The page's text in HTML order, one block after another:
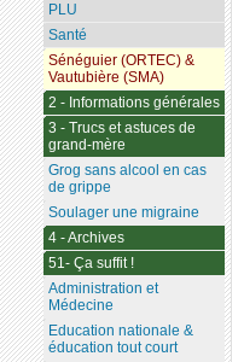
PLU
Santé
Sénéguier (ORTEC) &
Vautubière (SMA)
2 - Informations générales
3 - Trucs et astuces de
grand-mère
Grog sans alcool en cas
de grippe
Soulager une migraine
4 - Archives
51- Ça suffit !
Administration et
Médecine
Education nationale &
éducation tout court